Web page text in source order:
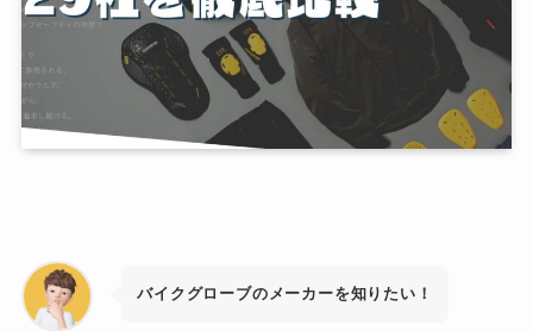
バイクグローブのメーカーを知りたい！